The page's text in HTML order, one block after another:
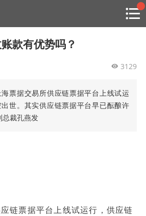
款有优势吗？
3129
票据交易所供应链票据平台上线试运
世。其实供应链票据平台早已酝酿许
总裁孔燕发
链票据平台上线试运行，供应链
专家投稿
贸金招聘
金微博
市场
（投融资信息平台）